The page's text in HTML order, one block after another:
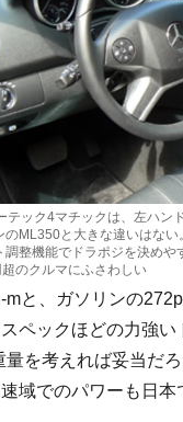
テック4マチックは、左ハン
のML350と大きな違いはない
調整機能でドラポジを決め
のクルマにふさわしい
と、ガソリンの
ペックほどの力強い
を考えれば妥当だ
域でのパワーも日本